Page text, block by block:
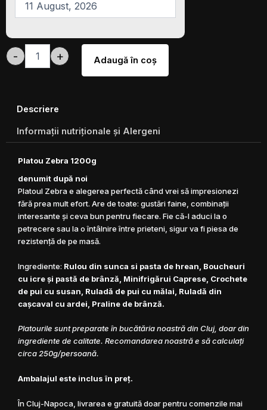
-
Zebra,
1,2
4-
5
persoane,
minifrigărui
caprese
+ Adaugă în coş
Descriere
Informaţii nutriţionale şi Alergeni
Platou Zebra 1200g
denumit după noi
Platoul Zebra e alegerea perfectă când vrei să impresionezi
fără prea mult efort. Are de toate: gustări faine, combinații
interesante și ceva bun pentru fiecare. Fie că-l aduci la o
petrecere sau la o întâlnire între prieteni, sigur va fi piesa de
rezistență de pe masă.
Ingrediente: Rulou din sunca si pasta de hrean, Boucheuri
cu icre şi pastă de brânză, Minifrigărui Caprese, Crochete
de pui cu susan, Ruladă de pui cu mălai, Ruladă din
caşcaval cu ardei, Praline de brânză.
Platourile sunt preparate în bucătăria noastră din Cluj, doar din
ingrediente de calitate. Recomandarea noastră e să calculaţi
circa 250g/persoană.
Ambalajul este inclus în preţ.
În Cluj-Napoca, livrarea e gratuită doar pentru comenzile mai